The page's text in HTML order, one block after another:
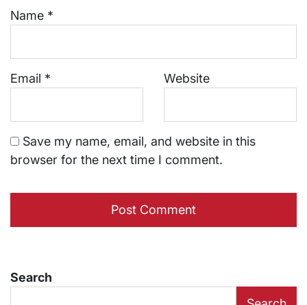
Name *
Email * Website
Save my name, email, and website in this
browser for the next time I comment.
Search